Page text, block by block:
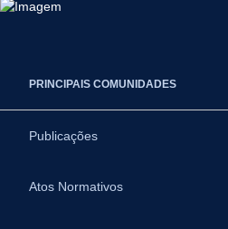
PRINCIPAIS COMUNIDADES
Publicações
Atos Normativos